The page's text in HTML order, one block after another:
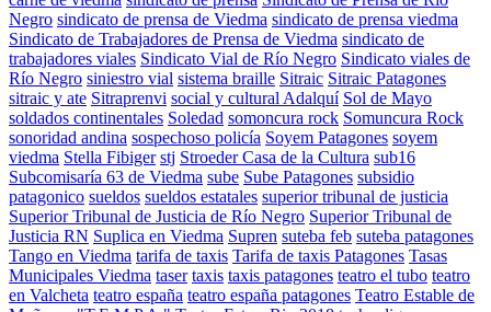
Negro sindicato de prensa de Viedma sindicato de prensa viedma
Sindicato de Trabajadores de Prensa de Viedma sindicato de
trabajadores viales Sindicato Vial de Río Negro Sindicato viales de
Río Negro siniestro vial sistema braille Sitraic Sitraic Patagones
sitraic y ate Sitraprenvi social y cultural Adalquí Sol de Mayo
soldados continentales Soledad somoncura rock Somuncura Rock
sonoridad andina sospechoso policía Soyem Patagones soyem
viedma Stella Fibiger stj Stroeder Casa de la Cultura sub16
Subcomisaría 63 de Viedma sube Sube Patagones subsidio
patagonico sueldos sueldos estatales superior tribunal de justicia
Superior Tribunal de Justicia de Río Negro Superior Tribunal de
Justicia RN Suplica en Viedma Supren suteba feb suteba patagones
Tango en Viedma tarifa de taxis Tarifa de taxis Patagones Tasas
Municipales Viedma taser taxis taxis patagones teatro el tubo teatro
en Valcheta teatro españa teatro españa patagones Teatro Estable de